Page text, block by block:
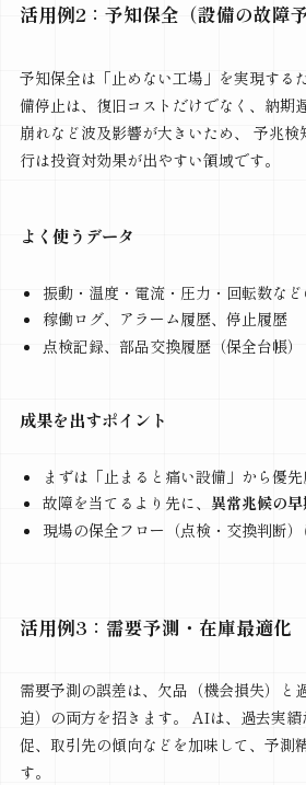
活用例2：予知保全（設備の故障予
予知保全は「止めない工場」を実現する
備停止は、復旧コストだけでなく、納期
崩れなど波及影響が大きいため、 予兆
行は投資対効果が出やすい領域です。
よく使うデータ
振動・温度・電流・圧力・回転数な
稼働ログ、アラーム履歴、停止履歴
点検記録、部品交換履歴（保全台帳）
成果を出すポイント
まずは「止まると痛い設備」から優
故障を当てるより先に、 異常兆候の
現場の保全フロー（点検・交換判断
活用例3：需要予測・在庫最適化
需要予測の誤差は、欠品（機会損失）と
迫）の両方を招きます。 AIは、過去実
促、取引先の傾向などを加味して、予測
す。